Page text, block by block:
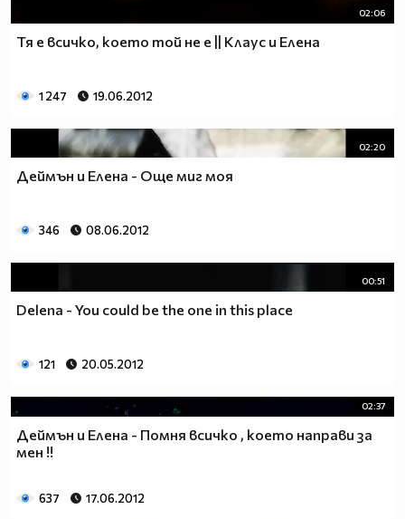
02:06
Тя е всичко, което той не е || Клаус и Елена
1 247 19.06.2012
02:20
Деймън и Елена - Още миг моя
346 08.06.2012
00:51
Delena - You could be the one in this place
121 20.05.2012
02:37
Деймън и Елена - Помня всичко , което направи за
мен !!
637 17.06.2012